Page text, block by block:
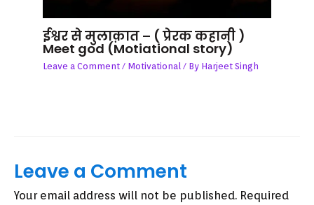
ईश्वर से मुलाक़ात – ( प्रेरक कहानी )
Meet god (Motiational story)
Leave a Comment / Motivational / By Harjeet Singh
Leave a Comment
Your email address will not be published. Required